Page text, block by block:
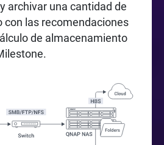
archivar una cantidad de
con las recomendaciones
de almacenamiento